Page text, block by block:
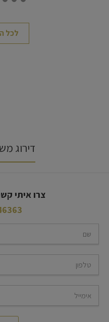
לכל
דירוג
צרו איתי